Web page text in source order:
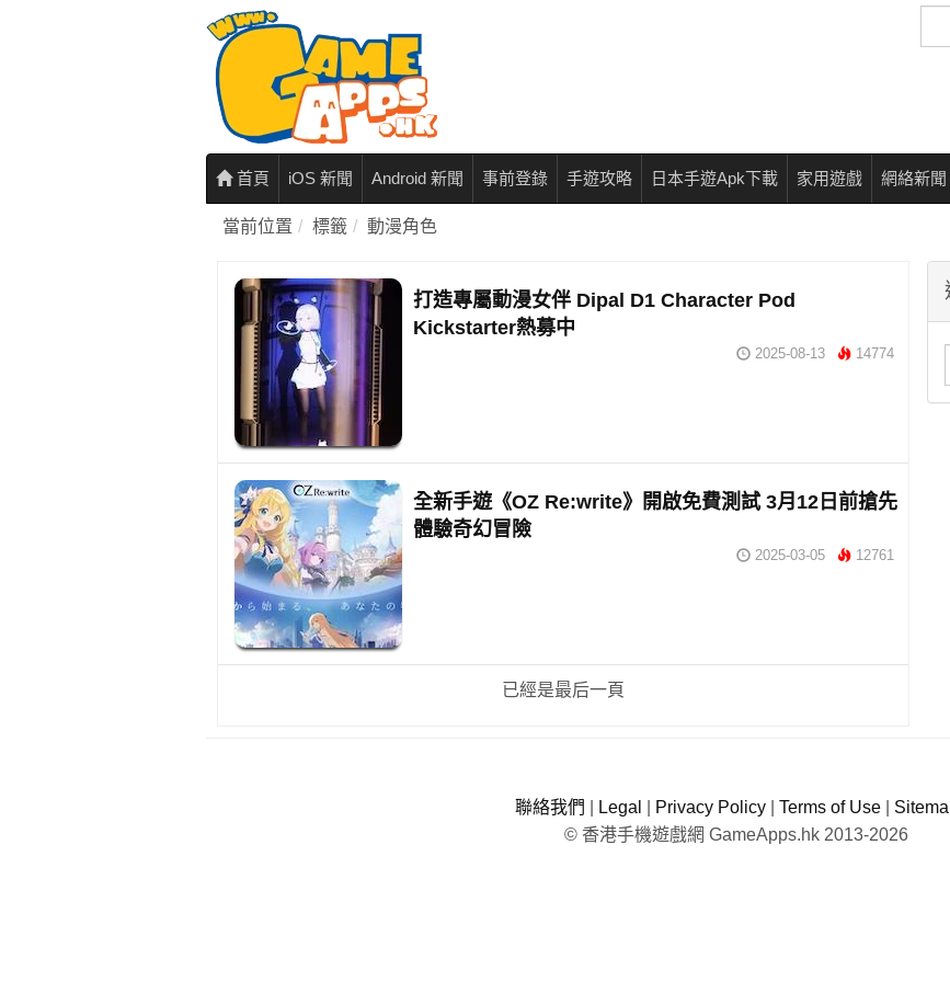
尋
首頁 iOS 新聞 Android 新聞 事前登錄 手遊攻略 日本手遊Apk下載 家用遊戲 網絡新聞
當前位置 標籤 動漫角色
打造專屬動漫女伴 Dipal D1 Character Pod
Kickstarter熱募中
2025-08-13 14774
全新手遊《OZ Re:write》開啟免費測試 3月12日前搶先
體驗奇幻冒險
2025-03-05 12761
已經是最后一頁
聯絡我們 Legal Privacy Policy| Terms of Use|
© 香港手機遊戲網 GameApps.hk 2013-2026